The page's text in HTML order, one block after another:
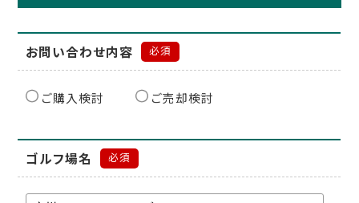
お問い合わせ内容 必須
ご購入検討 ご売却検討
ゴルフ場名 必須